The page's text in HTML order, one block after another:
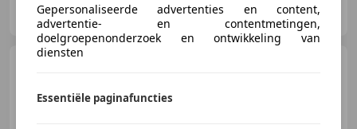
NL-5753 AH DEURNE
Gepersonaliseerde advertenties en content,
advertentie- en contentmetingen,
doelgroepenonderzoek en ontwikkeling van
diensten
Essentiële paginafuncties